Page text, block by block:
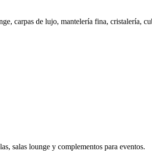
carpas de lujo, mantelería fina, cristalería,
salas lounge y complementos para eventos.